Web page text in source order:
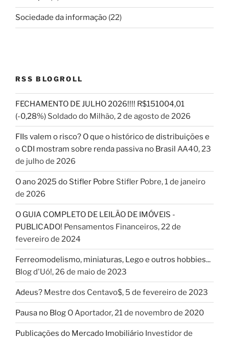
Sociedade da informação (22)
RSS BLOGROLL
FECHAMENTO DE JULHO 2026!!!! R$151004,01
(-0,28%) Soldado do Milhão,2 de agosto de 2026
FIIs valem o risco? O que o histórico de distribuições e
o CDI mostram sobre renda passiva no Brasil AA40,23
de julho de 2026
O ano 2025 do Stifler Pobre Stifler Pobre,1 de janeiro
de 2026
O GUIA COMPLETO DE LEILÃO DE IMÓVEIS -
PUBLICADO! Pensamentos Financeiros,22 de
fevereiro de 2024
Ferreomodelismo, miniaturas, Lego e outros hobbies...
Blog d'Uó!,26 de maio de 2023
Adeus? Mestre dos Centavo$, 5 de fevereiro de 2023
Pausa no Blog O Aportador,21 de novembro de 2020
Publicações do Mercado Imobiliário Investidor de